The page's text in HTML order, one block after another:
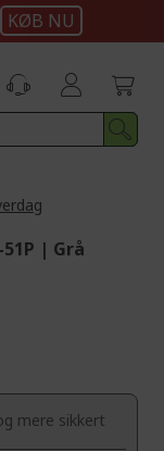
KØB NU
| Grå
mere sikkert